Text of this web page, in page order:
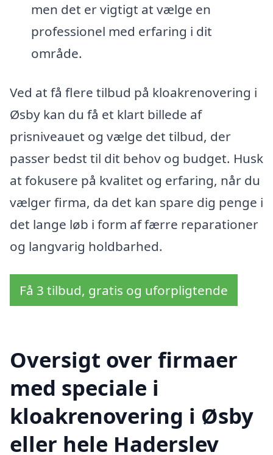
men det er vigtigt at vælge en
professionel med erfaring i dit
område.
Ved at få flere tilbud på kloakrenovering i
Øsby kan du få et klart billede af
prisniveauet og vælge det tilbud, der
passer bedst til dit behov og budget. Husk
at fokusere på kvalitet og erfaring, når du
vælger firma, da det kan spare dig penge i
det lange løb i form af færre reparationer
og langvarig holdbarhed.
Få 3 tilbud, gratis og uforpligtende
Oversigt over firmaer
med speciale i
kloakrenovering i Øsby
eller hele Haderslev